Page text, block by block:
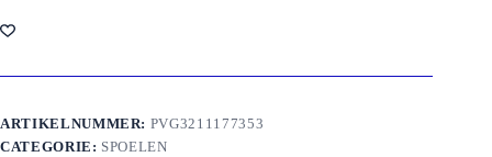
1x4
serie
aantal
ARTIKELNUMMER: PVG3211177353
CATEGORIE: SPOELEN